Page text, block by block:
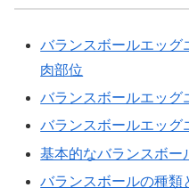
バランスボールエッグ
肉部位
バランスボールエッグ
バランスボールエッグ
基本的なバランスボー
バランスボールの種類